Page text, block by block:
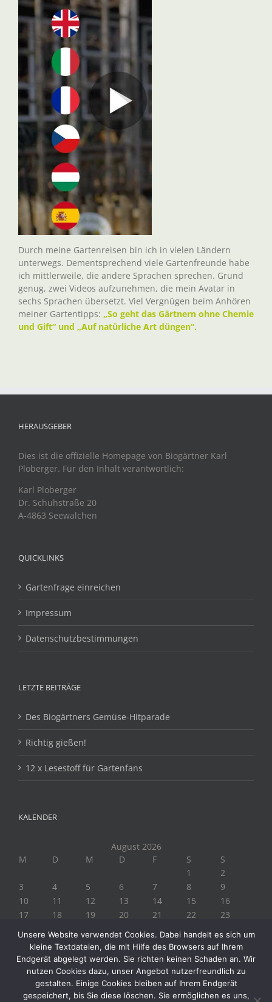
Durch meine Gartenreisen bin ich in vielen Ländern
unterwegs. Dementsprechend viele Gartenfreunde habe
ich mittlerweile, die andere Sprachen sprechen. Grund
genug, zwei Videos aufzunehmen, die mein Avatar in
sechs Sprachen übersetzt. Viel Vergnügen beim Anhören
meiner Gartentipps: „So geht das Gärtnern ohne Chemie
und Gift“ und „Auf natürliche Art düngen“.
HERAUSGEBER
Dies ist die offizielle Homepage von Biogärtner Karl
Ploberger. Für den Inhalt verantwortlich:
Karl Ploberger
Dr. Schuhstraße 20
A-4863 Seewalchen
QUICKLINKS
Gartenfrage einreichen
Impressum
Datenschutzbestimmungen
LETZTE BEITRÄGE
Des Biogärtners Gemüse-Hitparade
Richtig gießen!
12 x Lesestoff für Gartenfans
KALENDER
August 2026
M
D M D F S
S
1
2
3
4 5 6 7 8
9
10
11 12 13 14 15
16
17
18 19 20 21 22
23
« Juli
Unsere Website verwendet Cookies. Dabei handelt es sich um
kleine Textdateien, die mit Hilfe des Browsers auf Ihrem
Endgerät abgelegt werden. Sie richten keinen Schaden an. Wir
nutzen Cookies dazu, unser Angebot nutzerfreundlich zu
gestalten. Einige Cookies bleiben auf Ihrem Endgerät
gespeichert, bis Sie diese löschen. Sie ermöglichen es uns,